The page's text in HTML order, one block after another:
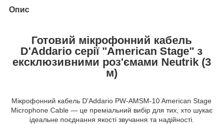
Опис
Готовий мікрофонний кабель
D'Addario серії "American Stage" з
ексклюзивними роз'ємами Neutrik (3
м)
Мікрофонний кабель D'Addario PW-AMSM-10 American Stage
Microphone Cable — це преміальний вибір для тих, хто шукає
ідеальне поєднання якості звучання та надійності.